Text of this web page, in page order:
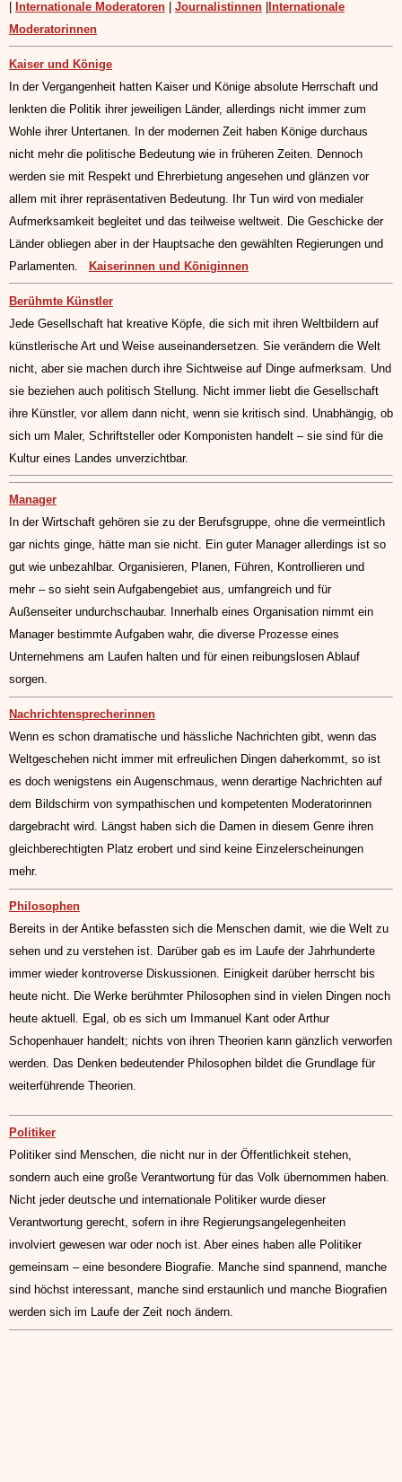
| Internationale Moderatoren | Journalistinnen |Internationale
Moderatorinnen
Kaiser und Könige
In der Vergangenheit hatten Kaiser und Könige absolute Herrschaft und
lenkten die Politik ihrer jeweiligen Länder, allerdings nicht immer zum
Wohle ihrer Untertanen. In der modernen Zeit haben Könige durchaus
nicht mehr die politische Bedeutung wie in früheren Zeiten. Dennoch
werden sie mit Respekt und Ehrerbietung angesehen und glänzen vor
allem mit ihrer repräsentativen Bedeutung. Ihr Tun wird von medialer
Aufmerksamkeit begleitet und das teilweise weltweit. Die Geschicke der
Länder obliegen aber in der Hauptsache den gewählten Regierungen und
Parlamenten. Kaiserinnen und Königinnen
Berühmte Künstler
Jede Gesellschaft hat kreative Köpfe, die sich mit ihren Weltbildern auf
künstlerische Art und Weise auseinandersetzen. Sie verändern die Welt
nicht, aber sie machen durch ihre Sichtweise auf Dinge aufmerksam. Und
sie beziehen auch politisch Stellung. Nicht immer liebt die Gesellschaft
ihre Künstler, vor allem dann nicht, wenn sie kritisch sind. Unabhängig, ob
sich um Maler, Schriftsteller oder Komponisten handelt – sie sind für die
Kultur eines Landes unverzichtbar.
Manager
In der Wirtschaft gehören sie zu der Berufsgruppe, ohne die vermeintlich
gar nichts ginge, hätte man sie nicht. Ein guter Manager allerdings ist so
gut wie unbezahlbar. Organisieren, Planen, Führen, Kontrollieren und
mehr – so sieht sein Aufgabengebiet aus, umfangreich und für
Außenseiter undurchschaubar. Innerhalb eines Organisation nimmt ein
Manager bestimmte Aufgaben wahr, die diverse Prozesse eines
Unternehmens am Laufen halten und für einen reibungslosen Ablauf
sorgen.
Nachrichtensprecherinnen
Wenn es schon dramatische und hässliche Nachrichten gibt, wenn das
Weltgeschehen nicht immer mit erfreulichen Dingen daherkommt, so ist
es doch wenigstens ein Augenschmaus, wenn derartige Nachrichten auf
dem Bildschirm von sympathischen und kompetenten Moderatorinnen
dargebracht wird. Längst haben sich die Damen in diesem Genre ihren
gleichberechtigten Platz erobert und sind keine Einzelerscheinungen
mehr.
Philosophen
Bereits in der Antike befassten sich die Menschen damit, wie die Welt zu
sehen und zu verstehen ist. Darüber gab es im Laufe der Jahrhunderte
immer wieder kontroverse Diskussionen. Einigkeit darüber herrscht bis
heute nicht. Die Werke berühmter Philosophen sind in vielen Dingen noch
heute aktuell. Egal, ob es sich um Immanuel Kant oder Arthur
Schopenhauer handelt; nichts von ihren Theorien kann gänzlich verworfen
werden. Das Denken bedeutender Philosophen bildet die Grundlage für
weiterführende Theorien.
Politiker
Politiker sind Menschen, die nicht nur in der Öffentlichkeit stehen,
sondern auch eine große Verantwortung für das Volk übernommen haben.
Nicht jeder deutsche und internationale Politiker wurde dieser
Verantwortung gerecht, sofern in ihre Regierungsangelegenheiten
involviert gewesen war oder noch ist. Aber eines haben alle Politiker
gemeinsam – eine besondere Biografie. Manche sind spannend, manche
sind höchst interessant, manche sind erstaunlich und manche Biografien
werden sich im Laufe der Zeit noch ändern.